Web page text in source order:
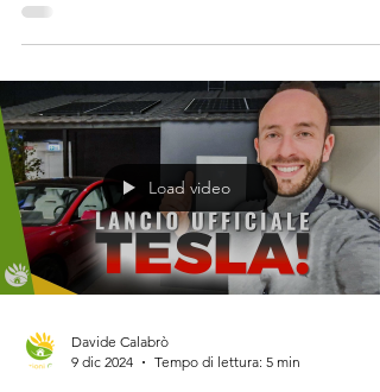
edificio in una struttura ricettiva moderna,
confortevole ed ecologicamente
sostenibile, allora preparati a scoprire un
progetto incredibile che abbiamo seguito.
Parliamo di un albergo a zero emissioni di
gas, dove la tecnologia e la sostenibilità si
intrecciano per creare un esempio di
eccellenza nel cuore del Roero. Come
funziona la geotermia? Quali impianti
servono per realizzare un
Load video